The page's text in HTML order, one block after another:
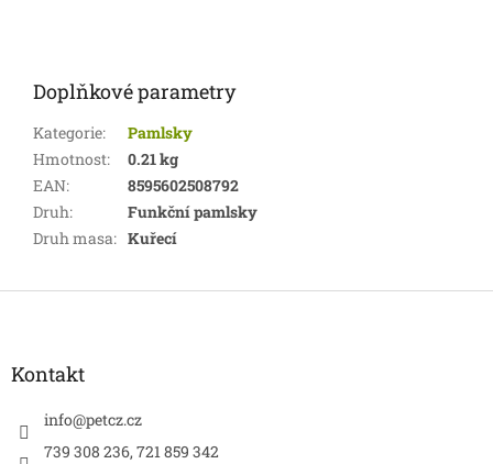
Doplňkové parametry
Kategorie:
Pamlsky
Hmotnost:
0.21 kg
EAN:
8595602508792
Druh:
Funkční pamlsky
Druh masa: Kuřecí
Kontakt
info@petcz.cz
739 308 236, 721 859 342